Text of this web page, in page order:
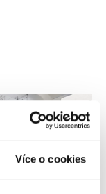
Více o cookies